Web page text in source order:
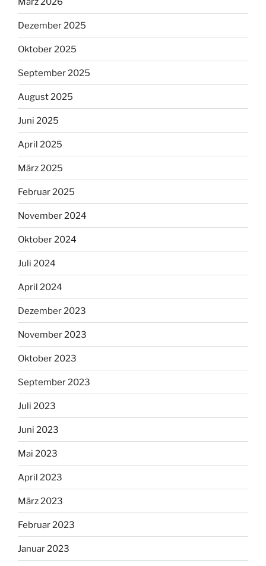
Dezember 2025
Oktober 2025
September 2025
August 2025
Juni 2025
April 2025
März 2025
Februar 2025
November 2024
Oktober 2024
Juli 2024
April 2024
Dezember 2023
November 2023
Oktober 2023
September 2023
Juli 2023
Juni 2023
Mai 2023
April 2023
März 2023
Februar 2023
Januar 2023